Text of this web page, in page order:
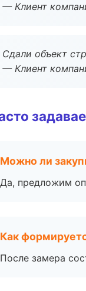
— Клиент
Сдали объект
— Клиент
Можно ли
Да, предложим
Как
После замера